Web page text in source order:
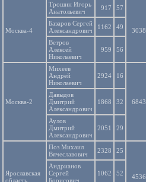
Москва-4
Трошин Игорь
Анатольевич
917 57
3038
Базаров Сергей
Александрович
1162 49
Ветров
Алексей
Николаевич
959 56
Москва-2
Михеев
Андрей
Николаевич
2924 16
6843
Давыдов
Дмитрий
Александрович
1868 32
Аулов
Дмитрий
Александрович
2051 29
Ярославская
область
Поз Михаил
Вячеславович
2328 25
4536
Андрианов
Сергей
Борисович
1062 52